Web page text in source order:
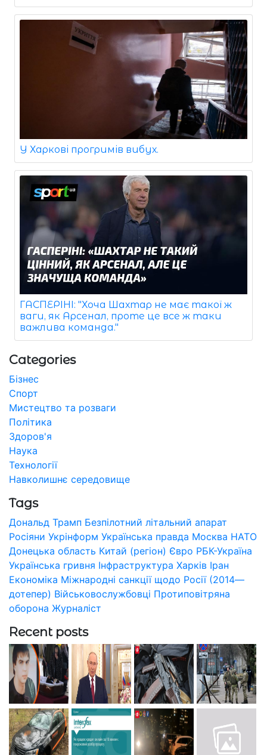
У Харкові прогримів вибух.
ГАСПЕРІНІ: "Хоча Шахтар не має такої ж
ваги, як Арсенал, проте це все ж таки
важлива команда."
Categories
Бізнес
Спорт
Мистецтво та розваги
Політика
Здоров'я
Наука
Технології
Навколишнє середовище
Tags
Дональд Трамп Безпілотний літальний апарат
Росіяни Укрінформ Українська правда Москва НАТО
Донецька область Китай (регіон) Євро РБК-Україна
Українська гривня Інфраструктура Харків Іран
Економіка Міжнародні санкції щодо Росії (2014—
дотепер) Військовослужбовці Протиповітряна
оборона Журналіст
Recent posts